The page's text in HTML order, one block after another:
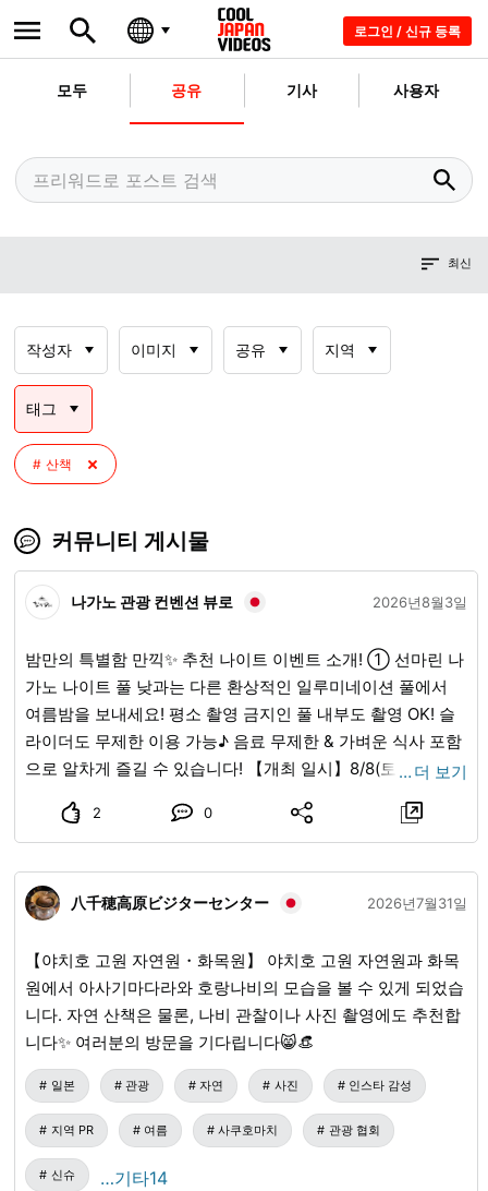
로그인 / 신규 등록
모두 공유 기사 사용자
최신
작성자 이미지 공유 지역
태그
산책
커뮤니티 게시물
나가노 관광 컨벤션 뷰로 2026년8월3일
밤만의 특별함 만끽✨ 추천 나이트 이벤트 소개! ① 선마린 나
가노 나이트 풀 낮과는 다른 환상적인 일루미네이션 풀에서
여름밤을 보내세요! 평소 촬영 금지인 풀 내부도 촬영 OK! 슬
라이더도 무제한 이용 가능♪ 음료 무제한 & 가벼운 식사 포함
으로 알차게 즐길 수 있습니다! 【개최 일시】8/8(토),
￥3,500, 당일권 ￥4,000 ※음료 무제한 & 가벼운 식사 포함
※20세 미만은 입장 불가 ※자세한 내용은 공식 홈페이지 또는
공식 계정을 확인해 주세요. ② 시로야마 동물원 저녁 선선한
밤 ZOO 작년에 이어 올해도 나이트 ZOO를 개최합니다! 대인
개 먹이 주기 타임' 등의 이벤트와, 링던지기·사격 등 즐거운
축제 부스가 열립니다! 낮과는 다른 밤만의 시로야마 동물원
을 즐겨주세요! 【개최일】 8/22(토), 9/19(토), 10/31(토)
【개원 시간】9:00~20:30 【요금】무료 ※일부 유료 이벤트
가 있습니다. ※자세한 내용은 공식 홈페이지 또는 공식 계정을
확인해 주세요. ③ 서머 나이트 ZOO in 차우스야마 차우스야
마 동물원이 20:30까지 야간 개원합니다. 밤의 동물들의 특별
전시, '아르마딜로의 밤 산책', '흰올빼미와 대근접' 등 밤에만
즐길 수 있는 이벤트도 가득! 차우스야마는 야경도 아름다운
… 더 보기
2 0
八千穂高原ビジターセンター 2026년7월31일
【야치호 고원 자연원・화목원】 야치호 고원 자연원과 화목
원에서 아사기마다라와 호랑나비의 모습을 볼 수 있게 되었습
니다. 자연 산책은 물론, 나비 관찰이나 사진 촬영에도 추천합
니다✨ 여러분의 방문을 기다립니다😸👒
일본 관광 자연 사진 인스타 감성
지역 PR 여름 사쿠호마치 관광 협회
신슈 …기타14